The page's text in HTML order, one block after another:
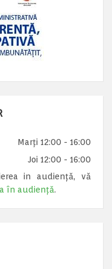
Marți 12:00 - 16:00
Joi 12:00 - 16:00
in audiență, vă
în audiență.